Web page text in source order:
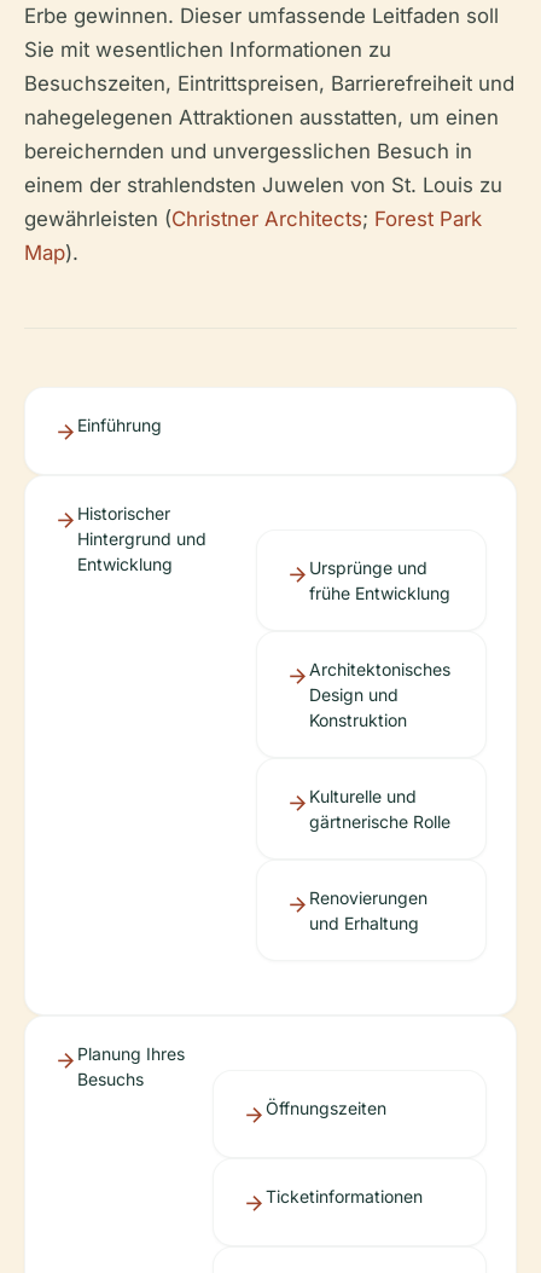
Erbe gewinnen. Dieser umfassende Leitfaden soll
Sie mit wesentlichen Informationen zu
Besuchszeiten, Eintrittspreisen, Barrierefreiheit und
nahegelegenen Attraktionen ausstatten, um einen
bereichernden und unvergesslichen Besuch in
einem der strahlendsten Juwelen von St. Louis zu
gewährleisten (Christner Architects; Forest Park
Map).
Einführung
Historischer
Hintergrund und
Entwicklung
Ursprünge und
frühe Entwicklung
Architektonisches
Design und
Konstruktion
Kulturelle und
gärtnerische Rolle
Renovierungen
und Erhaltung
Planung Ihres
Besuchs
Öffnungszeiten
Ticketinformationen